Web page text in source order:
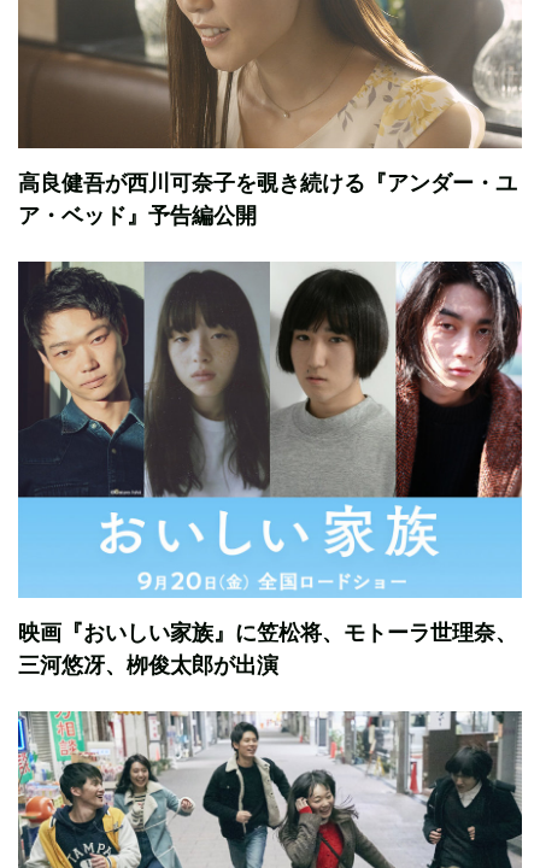
高良健吾が西川可奈子を覗き続ける『アンダー・ユ
ア・ベッド』予告編公開
映画『おいしい家族』に笠松将、モトーラ世理奈、
三河悠冴、栁俊太郎が出演